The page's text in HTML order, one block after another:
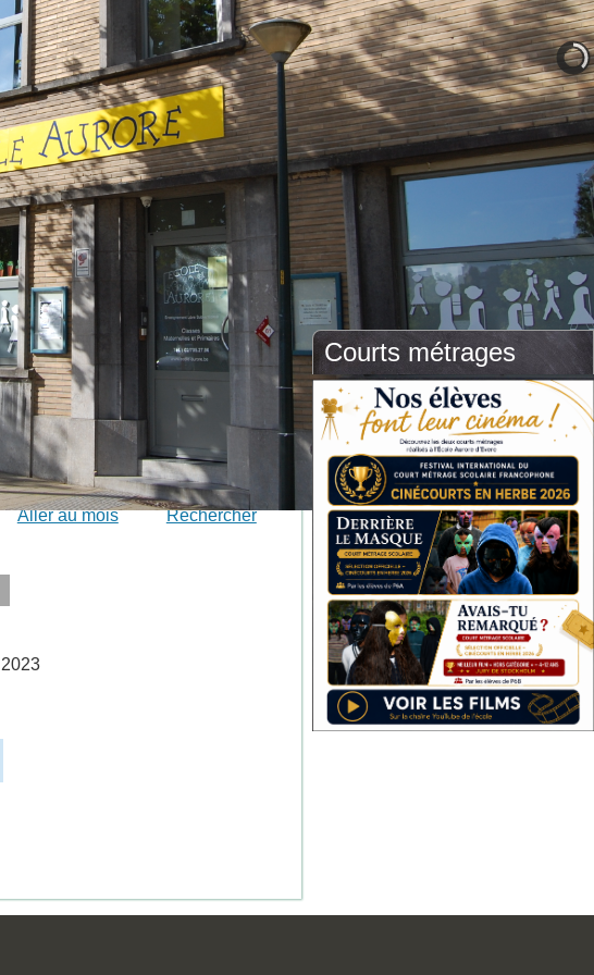
Aller au mois Rechercher
Courts métrages